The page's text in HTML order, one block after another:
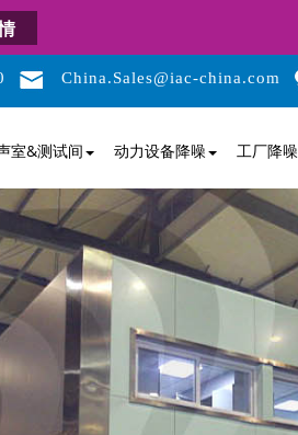
China.Sales@iac-china.com
室&测试间 动力设备降噪 工厂降噪